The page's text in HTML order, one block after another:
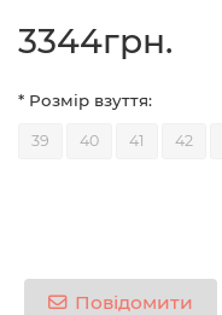
3344грн.
* Розмір взуття:
39 40 41 42
Повідомити